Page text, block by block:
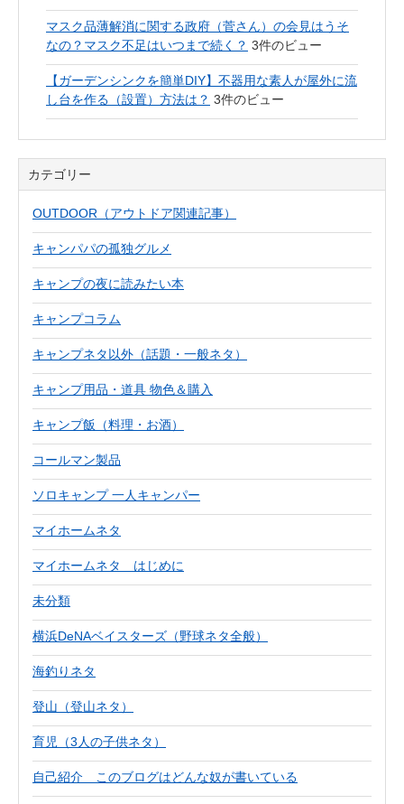
マスク品薄解消に関する政府（菅さん）の会見はうそ
なの？マスク不足はいつまで続く？ 3件のビュー
【ガーデンシンクを簡単DIY】不器用な素人が屋外に流
し台を作る（設置）方法は？ 3件のビュー
カテゴリー
OUTDOOR（アウトドア関連記事）
キャンパパの孤独グルメ
キャンプの夜に読みたい本
キャンプコラム
キャンプネタ以外（話題・一般ネタ）
キャンプ用品・道具 物色＆購入
キャンプ飯（料理・お酒）
コールマン製品
ソロキャンプ 一人キャンパー
マイホームネタ
マイホームネタ はじめに
未分類
横浜DeNAベイスターズ（野球ネタ全般）
海釣りネタ
登山（登山ネタ）
育児（3人の子供ネタ）
自己紹介 このブログはどんな奴が書いている